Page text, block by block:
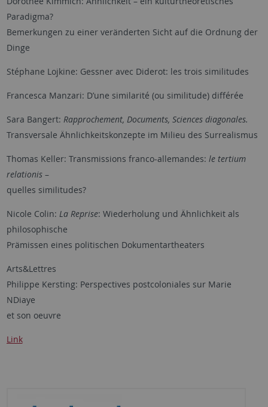
Paradigma?
Bemerkungen zu einer veränderten Sicht auf die Ordnung der
Dinge
Stéphane Lojkine: Gessner avec Diderot: les trois similitudes
Francesca Manzari: D’une similarité (ou similitude) différée
Sara Bangert: Rapprochement, Documents, Sciences diagonales.
Transversale Ähnlichkeitskonzepte im Milieu des Surrealismus
Thomas Keller: Transmissions franco-allemandes: le tertium
relationis–
quelles similitudes?
Nicole Colin: La Reprise: Wiederholung und Ähnlichkeit als
philosophische
Prämissen eines politischen Dokumentartheaters
Arts&Lettres
Philippe Kersting: Perspectives postcoloniales sur Marie
NDiaye
et son oeuvre
Link